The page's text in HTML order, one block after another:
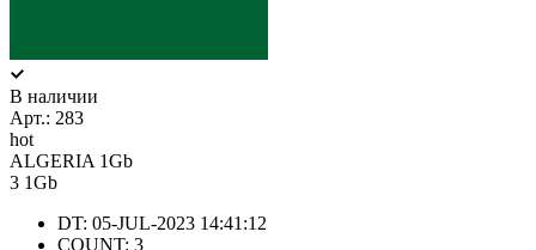
В наличии
Арт.: 283
hot
ALGERIA 1Gb
3 1Gb
DT: 05-JUL-2023 14:41:12
COUNT: 3